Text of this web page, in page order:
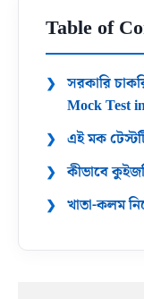
Table of
সরকারি
Mock Test
​এই মক
​কীভাবে
​খাতা-কলম